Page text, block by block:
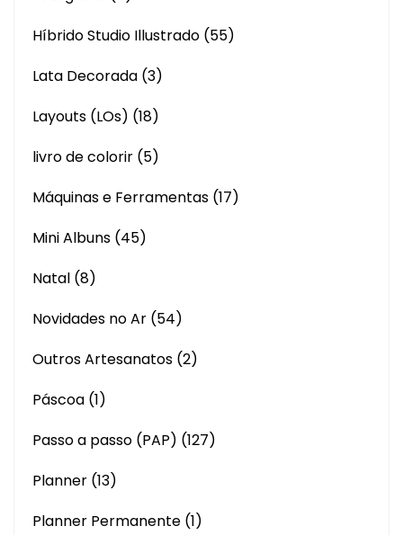
Híbrido Studio Illustrado (55)
Lata Decorada (3)
Layouts (LOs) (18)
livro de colorir (5)
Máquinas e Ferramentas (17)
Mini Albuns (45)
Natal (8)
Novidades no Ar (54)
Outros Artesanatos (2)
Páscoa (1)
Passo a passo (PAP) (127)
Planner (13)
Planner Permanente (1)